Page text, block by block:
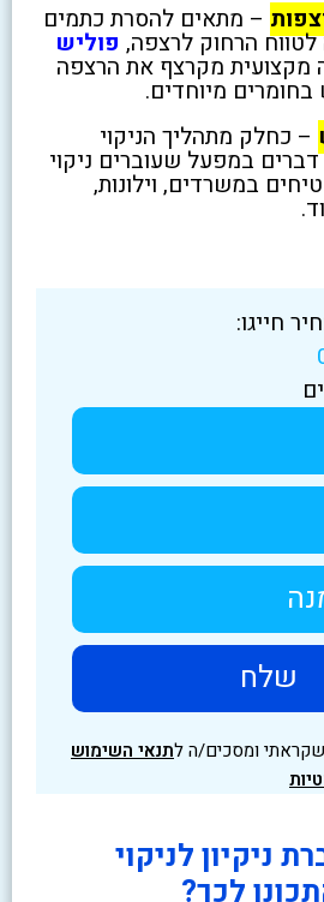
– מתאים להסרת כתמים
הרחוק לרצפה, פוליש
מקצועית מקרצף את הרצפה
בחומרים מיוחדים.
– כחלק מתהליך הניקוי
במפעל שעוברים ניקוי
במשרדים, וילונות,
חייגו:
ומסכים/ה לתנאי השימוש
ניקיון לניקוי
לכך?